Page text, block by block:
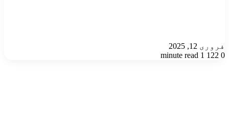
فروری 12, 2025
0
1 minute read